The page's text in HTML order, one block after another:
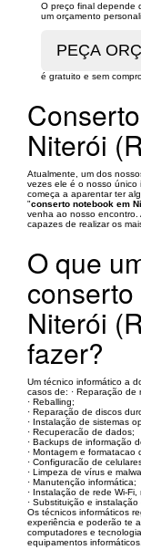
O preço final depende
um orçamento
é gratuito e sem
Niterói
Atualmente, um dos
vezes ele é o nosso
começa a aparentar ter
"conserto notebook em
venha ao nosso encontro.
capazes de realizar os
O que
Niterói
fazer?
Um técnico informático a
casos de: · Reparação
· Reballing;
· Reparação de discos
· Instalação de sistemas
· Recuperacão de dados;
· Backups de informação
· Montagem e formatacao
· Configuracão de
· Limpeza de vírus e
· Manutenção informática;
· Instalação de rede Wi-
· Substituição e
Os técnicos informáticos
experiência e poderão te
computadores e
equipamentos informáticos.